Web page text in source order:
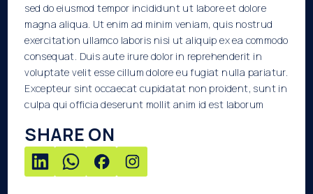
sed do eiusmod tempor incididunt ut labore et dolore
magna aliqua. Ut enim ad minim veniam, quis nostrud
exercitation ullamco laboris nisi ut aliquip ex ea commodo
consequat. Duis aute irure dolor in reprehenderit in
voluptate velit esse cillum dolore eu fugiat nulla pariatur.
Excepteur sint occaecat cupidatat non proident, sunt in
culpa qui officia deserunt mollit anim id est laborum
SHARE ON